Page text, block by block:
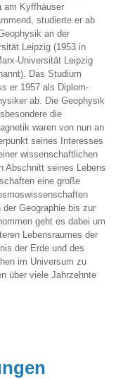
am Kyffhäuser
studierte er ab
an der
Leipzig (1953 in
Universität Leipzig
Das Studium
er 1957 als Diplom-
ab. Die Geophysik
die
waren von nun an
seines Interesses
wissenschaftlichen
Abschnitt seines Lebens
eine große
Geographie bis zur
geht es dabei um
Lebensraumes der
der Erde und des
im Universum zu
über viele Jahrzehnte